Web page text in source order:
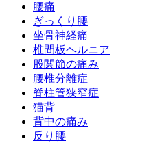
腰痛
ぎっくり腰
坐骨神経痛
椎間板ヘルニア
股関節の痛み
腰椎分離症
脊柱管狭窄症
猫背
背中の痛み
反り腰